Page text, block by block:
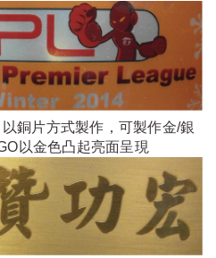
銅片方式製作，可製作金/銀
以金色凸起亮面呈現